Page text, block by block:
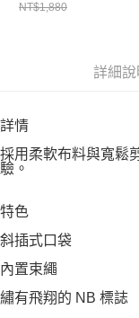
NT$1,880
詳細說
詳情
採用柔軟布料與寬鬆
驗。
特色
斜插式口袋
內置束繩
繡有飛翔的 NB 標誌